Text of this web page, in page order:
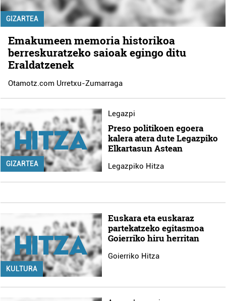
GIZARTEA
Emakumeen memoria historikoa
berreskuratzeko saioak egingo ditu
Eraldatzenek
Otamotz.com Urretxu-Zumarraga
GIZARTEA
Legazpi
Preso politikoen egoera
kalera atera dute Legazpiko
Elkartasun Astean
Legazpiko Hitza
KULTURA
Euskara eta euskaraz
partekatzeko egitasmoa
Goierriko hiru herritan
Goierriko Hitza